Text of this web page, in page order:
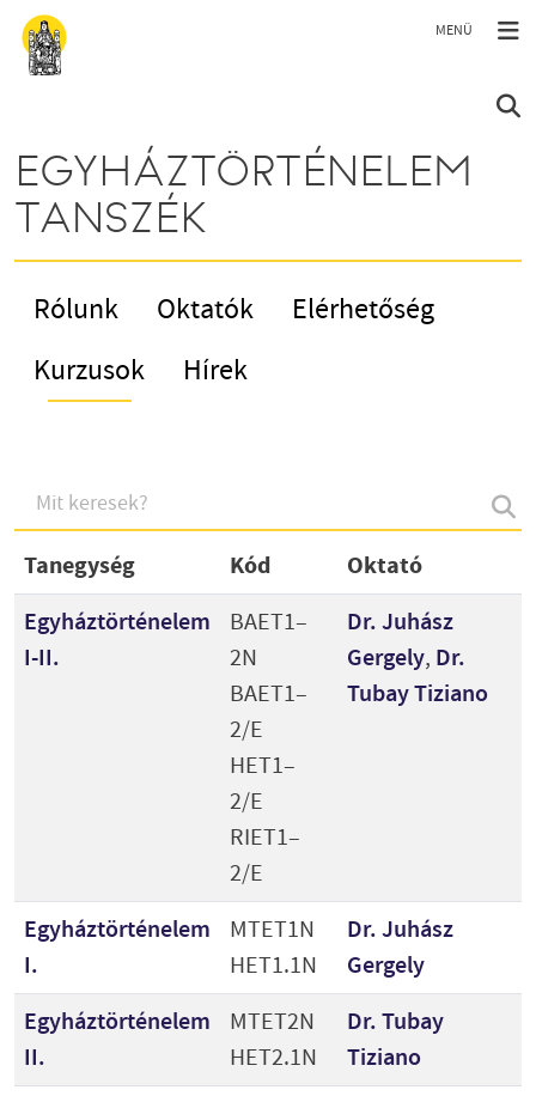
Ugrás a tartalomra
EGYHÁZTÖRTÉNELEM
TANSZÉK
Rólunk Oktatók
Elérhetőség
Kurzusok
Hírek
Tanegység Kód Oktató
Egyháztörténelem
I-II.
BAET1–
2N
BAET1–
2/E
HET1–
2/E
RIET1–
2/E
Dr. Juhász
Gergely, Dr.
Tubay Tiziano
Egyháztörténelem
I.
MTET1N
HET1.1N
Dr. Juhász
Gergely
Egyháztörténelem
II.
MTET2N
HET2.1N
Dr. Tubay
Tiziano